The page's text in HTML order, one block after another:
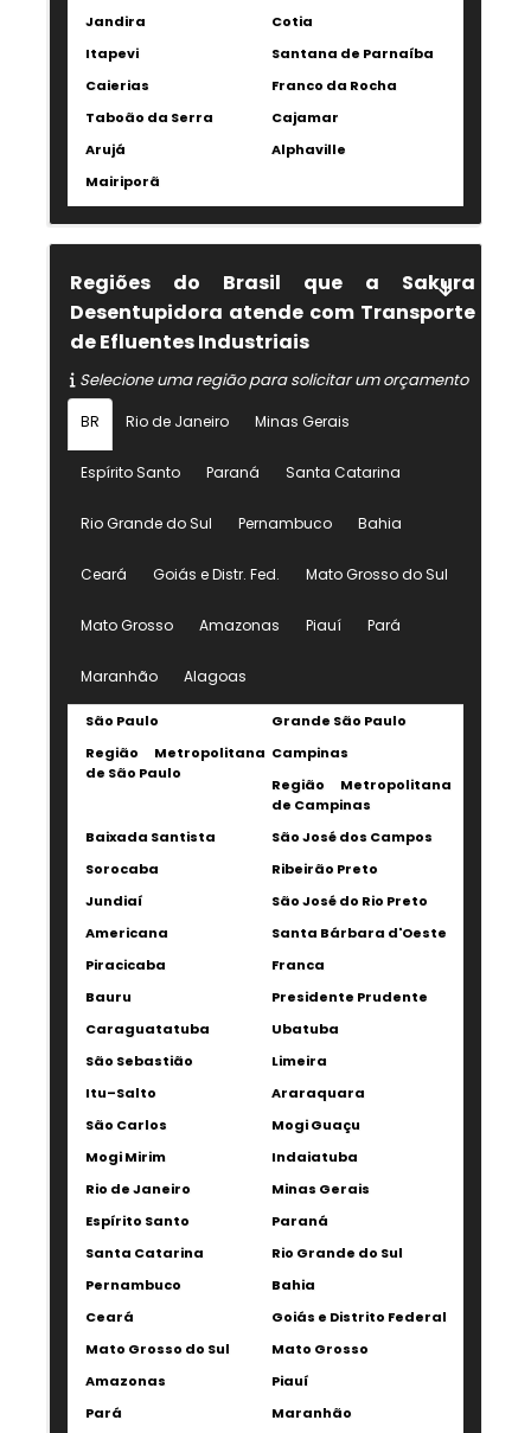
Jandira
Cotia
Itapevi
Santana de Parnaíba
Caierias
Franco da Rocha
Taboão da Serra
Cajamar
Arujá
Alphaville
Mairiporã
Regiões do Brasil que a Sakura
Desentupidora atende com Transporte
de Efluentes Industriais
Selecione uma região para solicitar um orçamento
BR Rio de Janeiro Minas Gerais
Espírito Santo Paraná Santa Catarina
Rio Grande do Sul Pernambuco Bahia
Ceará Goiás e Distr. Fed. Mato Grosso do Sul
Mato Grosso Amazonas Piauí Pará
Maranhão Alagoas
São Paulo
Grande São Paulo
Região Metropolitana
de São Paulo
Campinas
Região Metropolitana
de Campinas
Baixada Santista
São José dos Campos
Sorocaba
Ribeirão Preto
Jundiaí
São José do Rio Preto
Americana
Santa Bárbara d'Oeste
Piracicaba
Franca
Bauru
Presidente Prudente
Caraguatatuba
Ubatuba
São Sebastião
Limeira
Itu–Salto
Araraquara
São Carlos
Mogi Guaçu
Mogi Mirim
Indaiatuba
Rio de Janeiro
Minas Gerais
Espírito Santo
Paraná
Santa Catarina
Rio Grande do Sul
Pernambuco
Bahia
Ceará
Goiás e Distrito Federal
Mato Grosso do Sul
Mato Grosso
Amazonas
Piauí
Pará
Maranhão